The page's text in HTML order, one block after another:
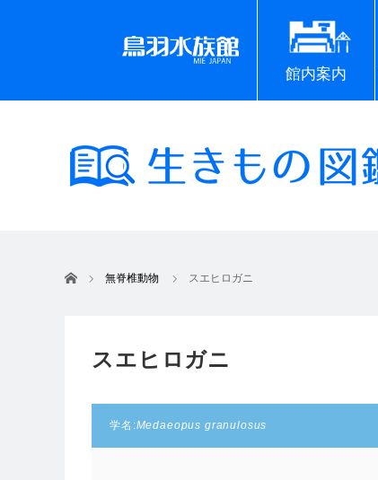
館内案内
ホーム 無脊椎動物 スエヒロガニ
スエヒロガニ
学名:Medaeopus granulosus